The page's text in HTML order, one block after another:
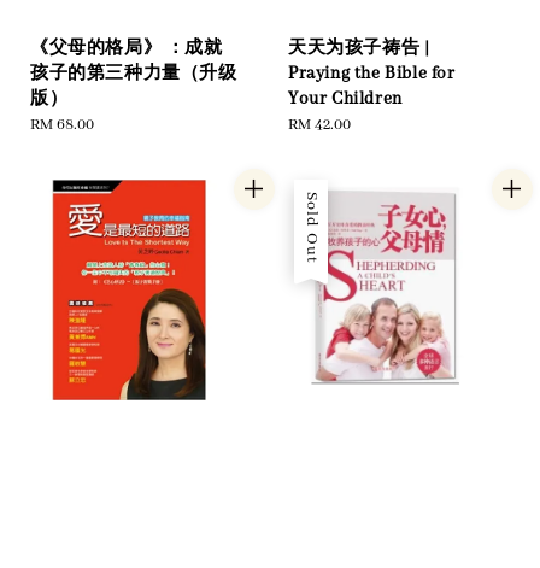
《父母的格局》 ：成就
孩子的第三种力量（升级
版）
Regular
RM 68.00
天天为孩子祷告 |
Praying the Bible for
Your Children
Regular
RM 42.00
Sold Out